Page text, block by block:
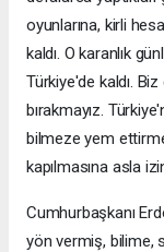
oyunlarına, kirli
kaldı. O karanlık
Türkiye'de kaldı.
bırakmayız.
bilmeze yem
kapılmasına asla
Cumhurbaşkanı
yön vermiş, bilime,